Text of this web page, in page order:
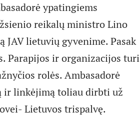
ypatingiems
reikalų ministro Lino
JAV lietuvių gyvenime. Pasak
Parapijos ir organizacijos turi
rolės. Ambasadorė
ir linkėjimą toliau dirbti už
Lietuvos trispalvę.